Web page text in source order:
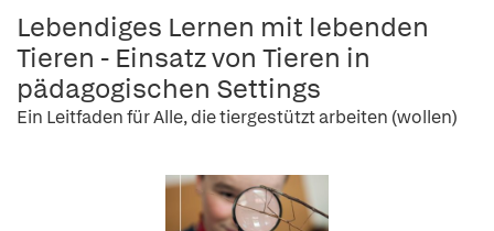
Lebendiges Lernen mit lebenden
Tieren - Einsatz von Tieren in
pädagogischen Settings
Ein Leitfaden für Alle, die tiergestützt arbeiten (wollen)